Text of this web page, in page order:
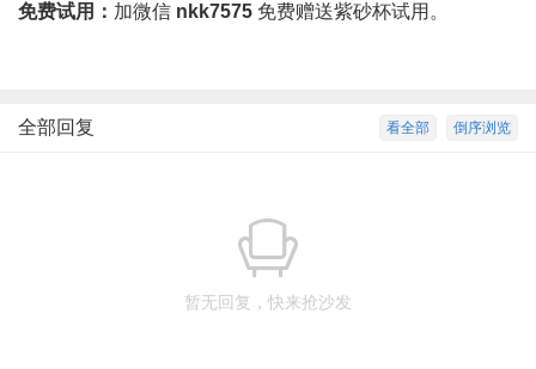
免费试用： 加微信 nkk7575 免费赠送紫砂杯试用。
倒序浏览
看全部
全部回复
暂无回复，快来抢沙发